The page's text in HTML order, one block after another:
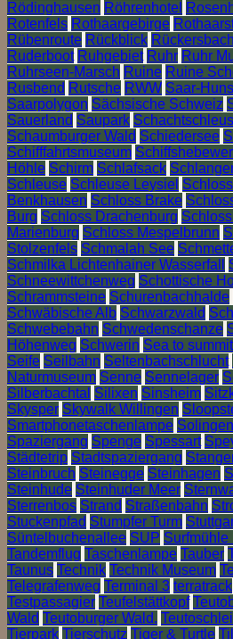
Rödinghausen Röhrenhotel
Rotenfels Rothaargebirge
Rübenroute Rückblick
Ruderboot Ruhgebiet Ruhr Ruhr
Ruhrseen-Marsch Ruine Ruine
Rusbend Rutsche RWW Saar-
Saarpolygon Sächsische Schweiz
Sauerland Saupark
Schaumburger Wald Schiedersee
Schifffahrtsmuseum
Höhle Schirm Schlafsack
Schleuse Schleuse Leysiel
Benkhausen Schloss Brake
Burg Schloss Drachenburg
Marienburg Schloss Mespelbrunn
Stolzenfels Schmalah See
Schmilka Lichtenhainer Wasserfall
Schneewittchenweg Schottische
Schrammsteine Schurenbachhalde
Schwäbische Alb Schwarzwald
Schwebebahn Schwedenschanze
Höhenweg Schwerin Sea to summit
Seife Seilbahn Seltenbachschlucht
Naturmuseum Senne Sennelager
Silberbachtal Silixen Sinsheim
Skysper Skywalk Willingen
Smartphonetaschenlampe Solingen
Spaziergang Spenge Spessart
Städtetrip Stadtspaziergang
Steinbruch Steinegge Steinhagen
Steinhude Steinhuder Meer
Sterrenbos Strand Straßenbahn
Stuckenpfad Stumpfer Turm
Süntelbuchenallee SUP Surfmühle
Tandemflug Taschenlampe Tauber
Taunus Technik Technik Museum
Telegrafenweg Terminal 3 terratrack
Testpassagier Teufelstättkopf
Wald Teutoburger Wald.
Tierpark Tierschutz Tiger & Turtle